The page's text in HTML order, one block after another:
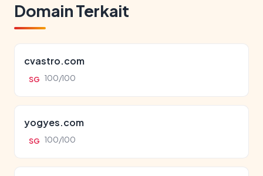
Domain Terkait
cvastro.com
SG 100/100
yogyes.com
SG 100/100